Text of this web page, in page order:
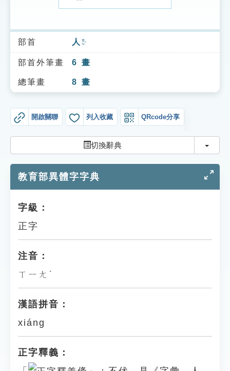
索引選單
知識索引
單字索引
貓頭鷹博士
部首 人 ㄖㄣˊ
部首外筆畫 6 畫
總筆畫 8 畫
開啟關聯 列入收藏 QRcode分享
切換辭典 切換
教育部異體字字典
字級：
正字
注音：
ㄒㄧㄤˊ
漢語拼音：
xiáng
正字釋義：